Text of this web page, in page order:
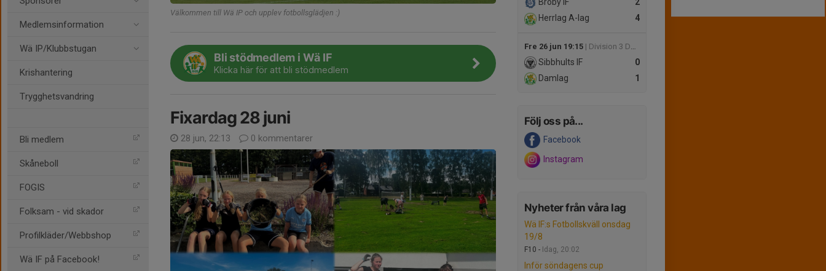
Medlemsinformation
Wä IP/Klubbstugan
Krishantering
Trygghetsvandring
Bli medlem
Skåneboll
FOGIS
Folksam - vid skador
Profilkläder/Webbshop
Wä IF på Facebook!
2
Broby IF
4
Herrlag A-lag
Fre 26 jun 19:15 | Division 3 Dam Östra Skåne
0
Sibbhults IF
1
Damlag
Följ oss på...
Facebook
Instagram
Nyheter från våra lag
Wä IF:s Fotbollskväll onsdag
19/8
F10 - Idag, 20:02
Inför söndagens cup
Välkommen till Wä IP och upplev fotbollsglädjen :)
Bli stödmedlem i Wä IF
Klicka här för att bli stödmedlem
Fixardag 28 juni
28 jun, 22:13 0 kommentarer